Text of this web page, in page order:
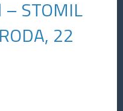
– STOMIL
22